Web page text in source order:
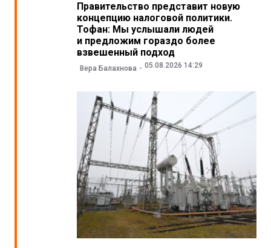
Правительство представит новую
концепцию налоговой политики.
Тофан: Мы услышали людей
и предложим гораздо более
взвешенный подход
Вера Балахнова 05.08.2026 14:29